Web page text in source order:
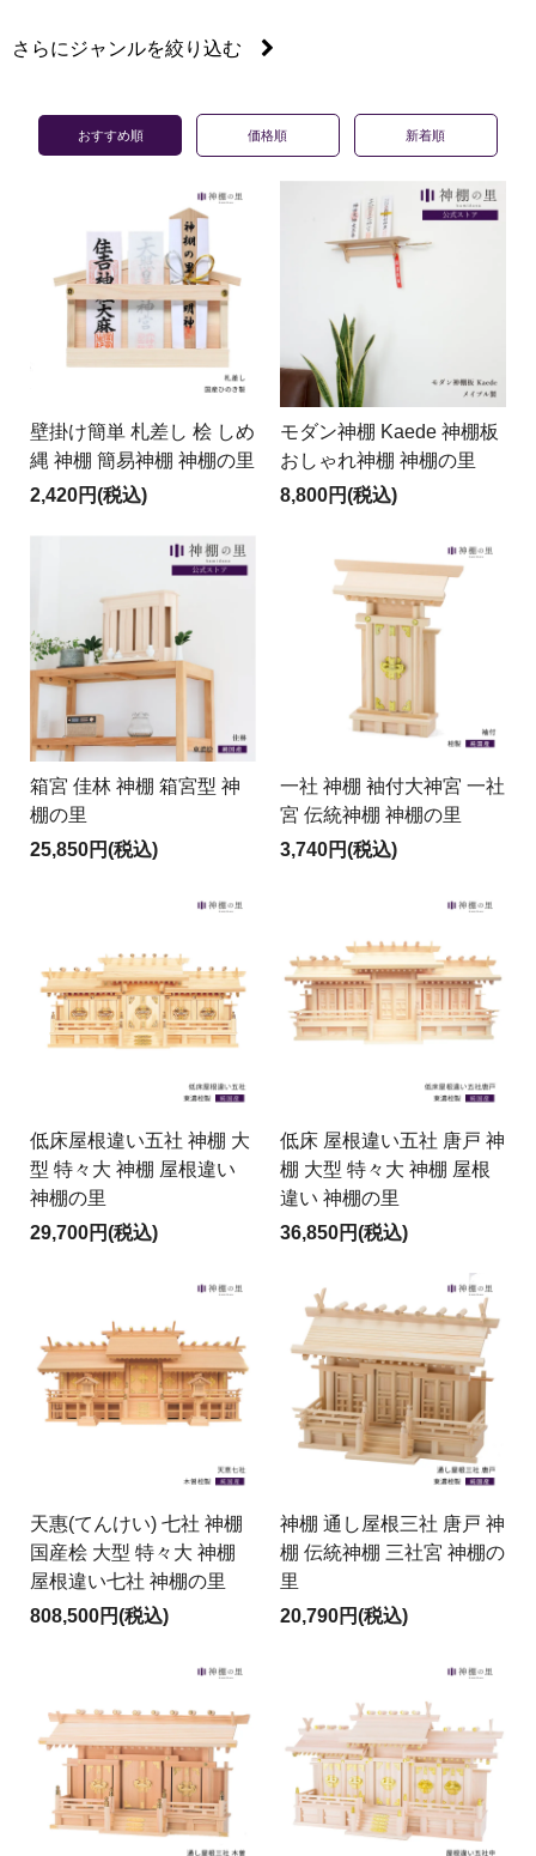
さらにジャンルを絞り込む
モダン神棚
一社神棚
三社神棚
木曽桧製神棚
五社・七社神棚
箱宮神棚
簡易神棚/お札立て
恵比寿宮/荒神宮
神棚用ケース
おすすめ順 価格順 新着順
壁掛け簡単 札差し 桧 しめ
縄 神棚 簡易神棚 神棚の里
2,420円(税込)
モダン神棚 Kaede 神棚板
おしゃれ神棚 神棚の里
8,800円(税込)
箱宮 佳林 神棚 箱宮型 神
棚の里
25,850円(税込)
一社 神棚 袖付大神宮 一社
宮 伝統神棚 神棚の里
3,740円(税込)
低床屋根違い五社 神棚 大
型 特々大 神棚 屋根違い
神棚の里
29,700円(税込)
低床 屋根違い五社 唐戸 神
棚 大型 特々大 神棚 屋根
違い 神棚の里
36,850円(税込)
天惠(てんけい) 七社 神棚
国産桧 大型 特々大 神棚
屋根違い七社 神棚の里
808,500円(税込)
神棚 通し屋根三社 唐戸 神
棚 伝統神棚 三社宮 神棚の
里
20,790円(税込)